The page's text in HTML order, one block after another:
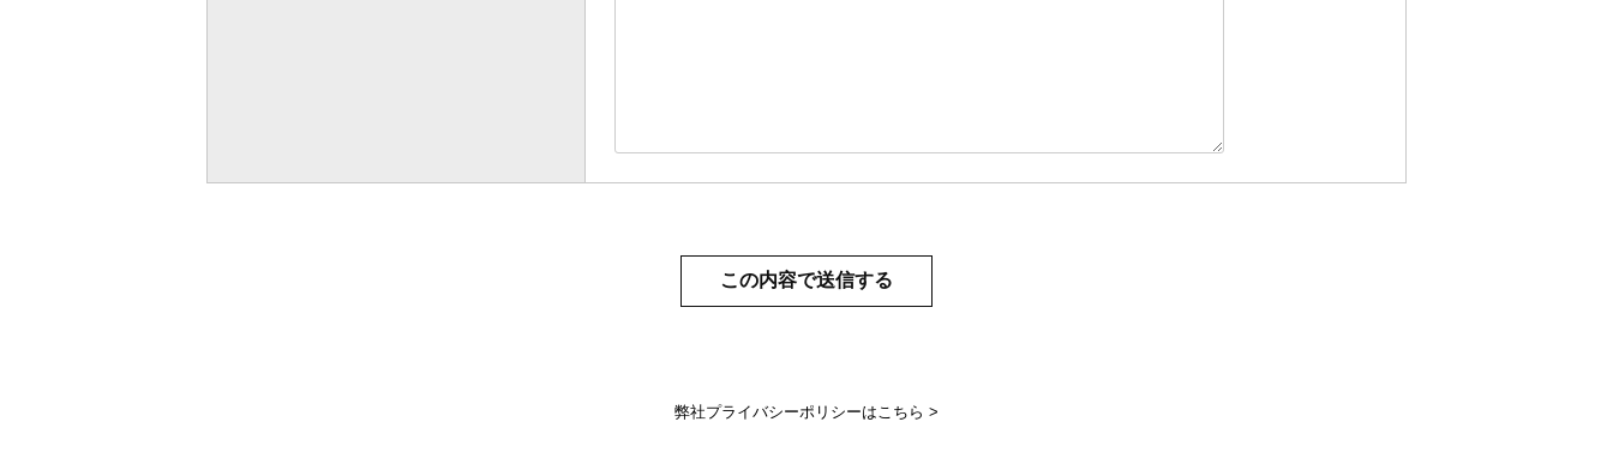
弊社プライバシーポリシーはこちら >